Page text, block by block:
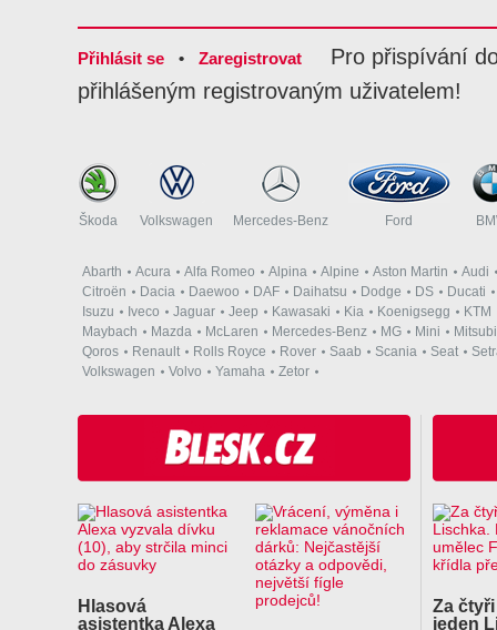
Přihlásit se • Zaregistrovat
Pro přispívání
přihlášeným registrovaným uživatelem!
Škoda Volkswagen Mercedes-Benz Ford
Abarth Acura Alfa Romeo Alpina Alpine Aston Martin
Audi
Citroën
Dacia Daewoo DAF Daihatsu Dodge DS
Ducati
Isuzu
Iveco Jaguar Jeep Kawasaki Kia Koenigsegg
KTM
Maybach
Mazda McLaren Mercedes-Benz MG Mini
Qoros
Renault Rolls Royce Rover Saab Scania Seat
Volkswagen
Volvo Yamaha Zetor
Hlasová
asistentka Alexa
Za
jeden